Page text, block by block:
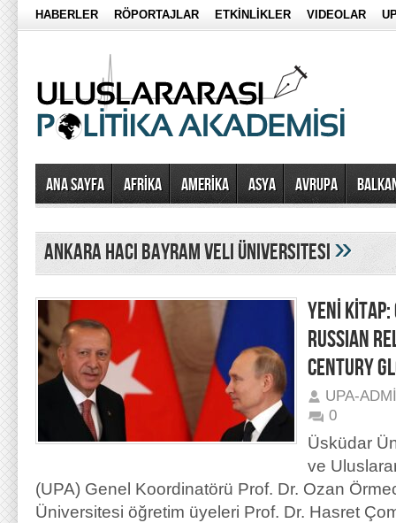
HABERLER RÖPORTAJLAR ETKİNLİKLER VIDEOLAR
Ana Sayfa AFRİKA AMERİKA ASYA AVRUPA
Ankara Hacı Bayram Veli Üniversitesi»
YENİ KİTAP:
RUSSIAN
CENTURY
UPA-
0
Üsküdar
ve
(UPA) Genel Koordinatörü Prof. Dr. Ozan
Üniversitesi öğretim üyeleri Prof. Dr. Hasret